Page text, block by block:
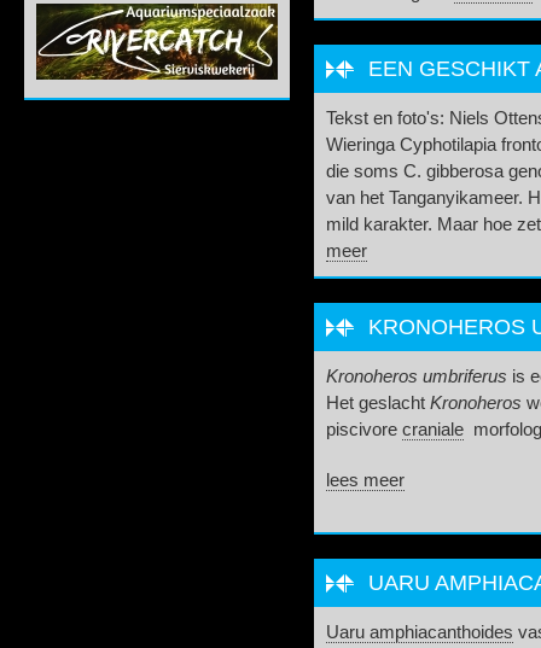
EEN GESCHIKT
Tekst en foto's: Niels
Wieringa Cyphotilapia
die soms C. gibberosa
van het Tanganyikameer.
mild karakter. Maar hoe
meer
KRONOHEROS
Kronoheros umbriferus is
Het geslacht Kronoheros
piscivore craniale
lees meer
UARU
Uaru amphiacanthoides